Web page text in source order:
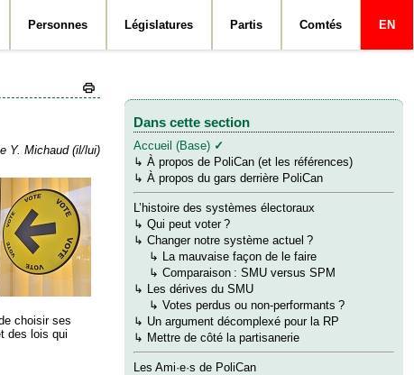
Personnes Législatures Partis Comtés EN
Y. Michaud (il/lui)
choisir ses
des lois qui
Dans cette section
Accueil (Base) ✓
↳ À propos de PoliCan (et les références)
↳ À propos du gars derrière PoliCan
L’histoire des systèmes électoraux
↳ Qui peut voter ?
↳ Changer notre système actuel ?
↳
La mauvaise façon de le faire
↳ Comparaison : SMU versus SPM
↳
Les dérives du SMU
↳ Votes perdus ou non-performants ?
↳ Un argument décomplexé pour la RP
↳ Mettre de côté la partisanerie
Les Ami·e·s de PoliCan